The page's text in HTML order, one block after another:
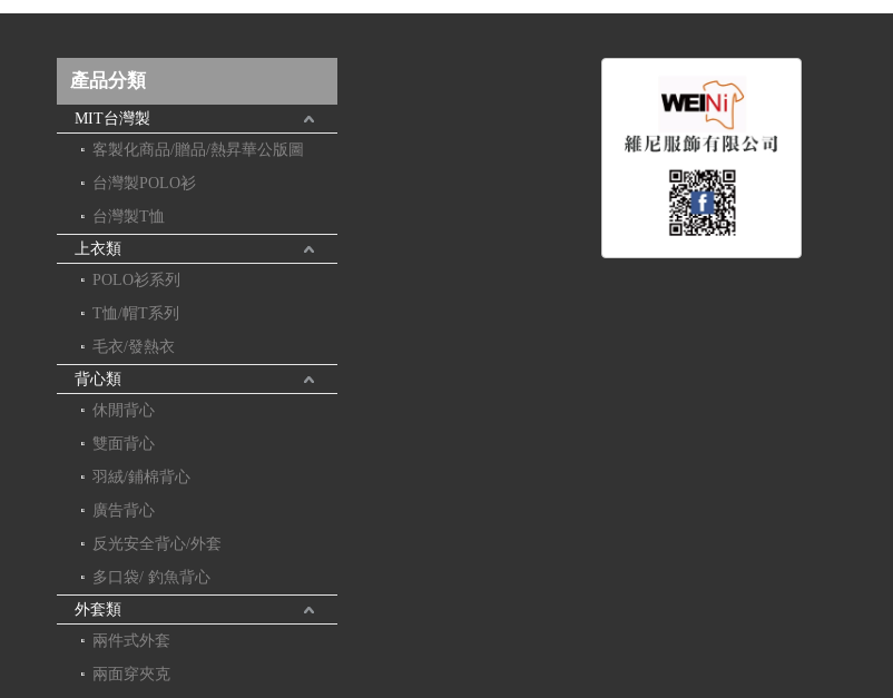
產品分類
MIT台灣製
客製化商品/贈品/熱昇華公版圖
台灣製POLO衫
台灣製T恤
上衣類
POLO衫系列
T恤/帽T系列
毛衣/發熱衣
背心類
休閒背心
雙面背心
羽絨/鋪棉背心
廣告背心
反光安全背心/外套
多口袋/ 釣魚背心
外套類
兩件式外套
兩面穿夾克